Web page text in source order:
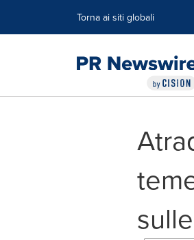
Torna ai siti globali